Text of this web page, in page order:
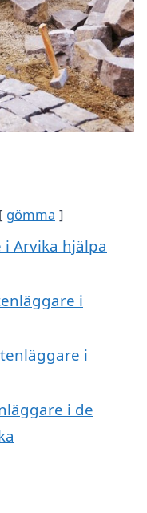
gömma
Arvika hjälpa
i
i
i de